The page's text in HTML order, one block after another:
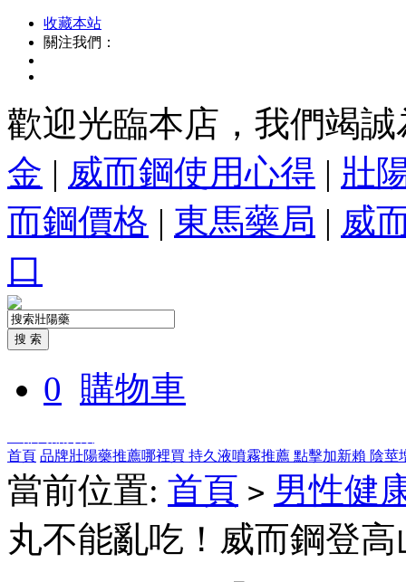
收藏本站
關注我們：
歡迎光臨本店，我們竭
金 | 威而鋼使用心得 | 壯
而鋼價格 | 東馬藥局 | 威
口
0 購物車
首頁 品牌壯陽藥推薦哪裡買 持久液噴霧推薦 點擊加新賴 陰莖
當前位置: 首頁 > 男性健
丸不能亂吃！威而鋼登